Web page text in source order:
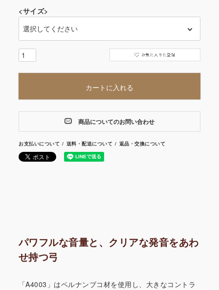
<サイズ>
カートに入れる
商品についてのお問い合わせ
お支払いについて 送料・配送について 返品・交換について
パワフルな音量と、クリアな発音をあわ
せ持つ弓
「A4003」はペルナンブコ材を使用し、大きなコントラ